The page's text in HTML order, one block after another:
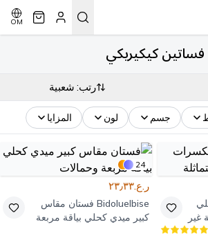
OM
فساتين كيكيريكي
رتب: شعبية
جسم لون المزايا
غير
24
ر.ع.٢٣٫٣٣
Bidoluelbise فستان مقاس
كبير ميدي كحلي بياقة مربعة